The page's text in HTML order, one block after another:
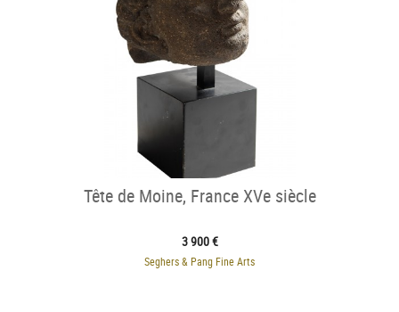
Tête de Moine, France XVe siècle
3 900 €
Seghers & Pang Fine Arts